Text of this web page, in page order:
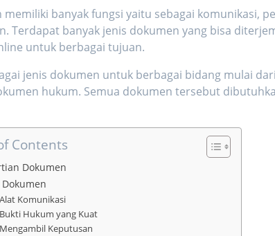
memiliki banyak fungsi yaitu sebagai komunikasi,
Terdapat banyak jenis dokumen yang bisa
untuk berbagai tujuan.
jenis dokumen untuk berbagai bidang mulai
hukum. Semua dokumen tersebut
Contents
Dokumen
Komunikasi
Hukum yang Kuat
Keputusan